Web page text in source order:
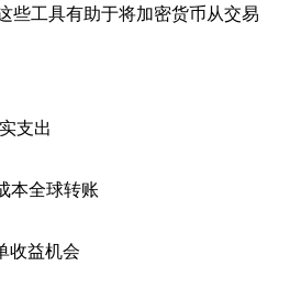
些工具有助于将加密货币从交易
支出
本全球转账
收益机会